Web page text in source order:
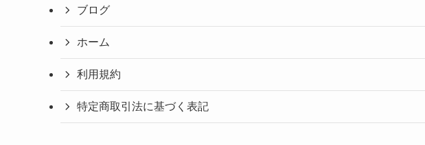
ブログ
ホーム
利用規約
特定商取引法に基づく表記